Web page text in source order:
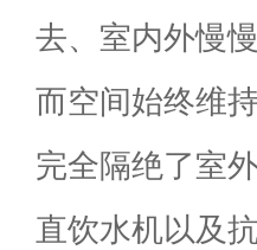
去、室内外慢
而空间始终维
完全隔绝了室
直饮水机以及